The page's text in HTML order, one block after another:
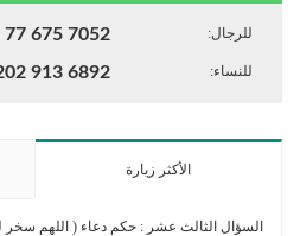
للرجال: 77 675 7052
للنساء: 913 6892
الأكثر زيارة
السؤال الثالث عشر : حكم دعاء ( اللهم سخر